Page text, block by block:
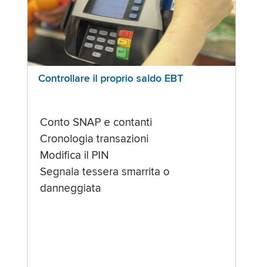
Controllare il proprio saldo EBT
Conto SNAP e contanti
Cronologia transazioni
Modifica il PIN
Segnala tessera smarrita o
danneggiata